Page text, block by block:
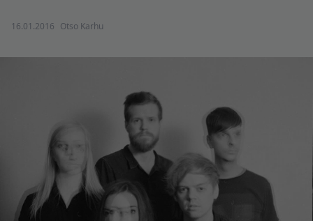
16.01.2016 Otso Karhu